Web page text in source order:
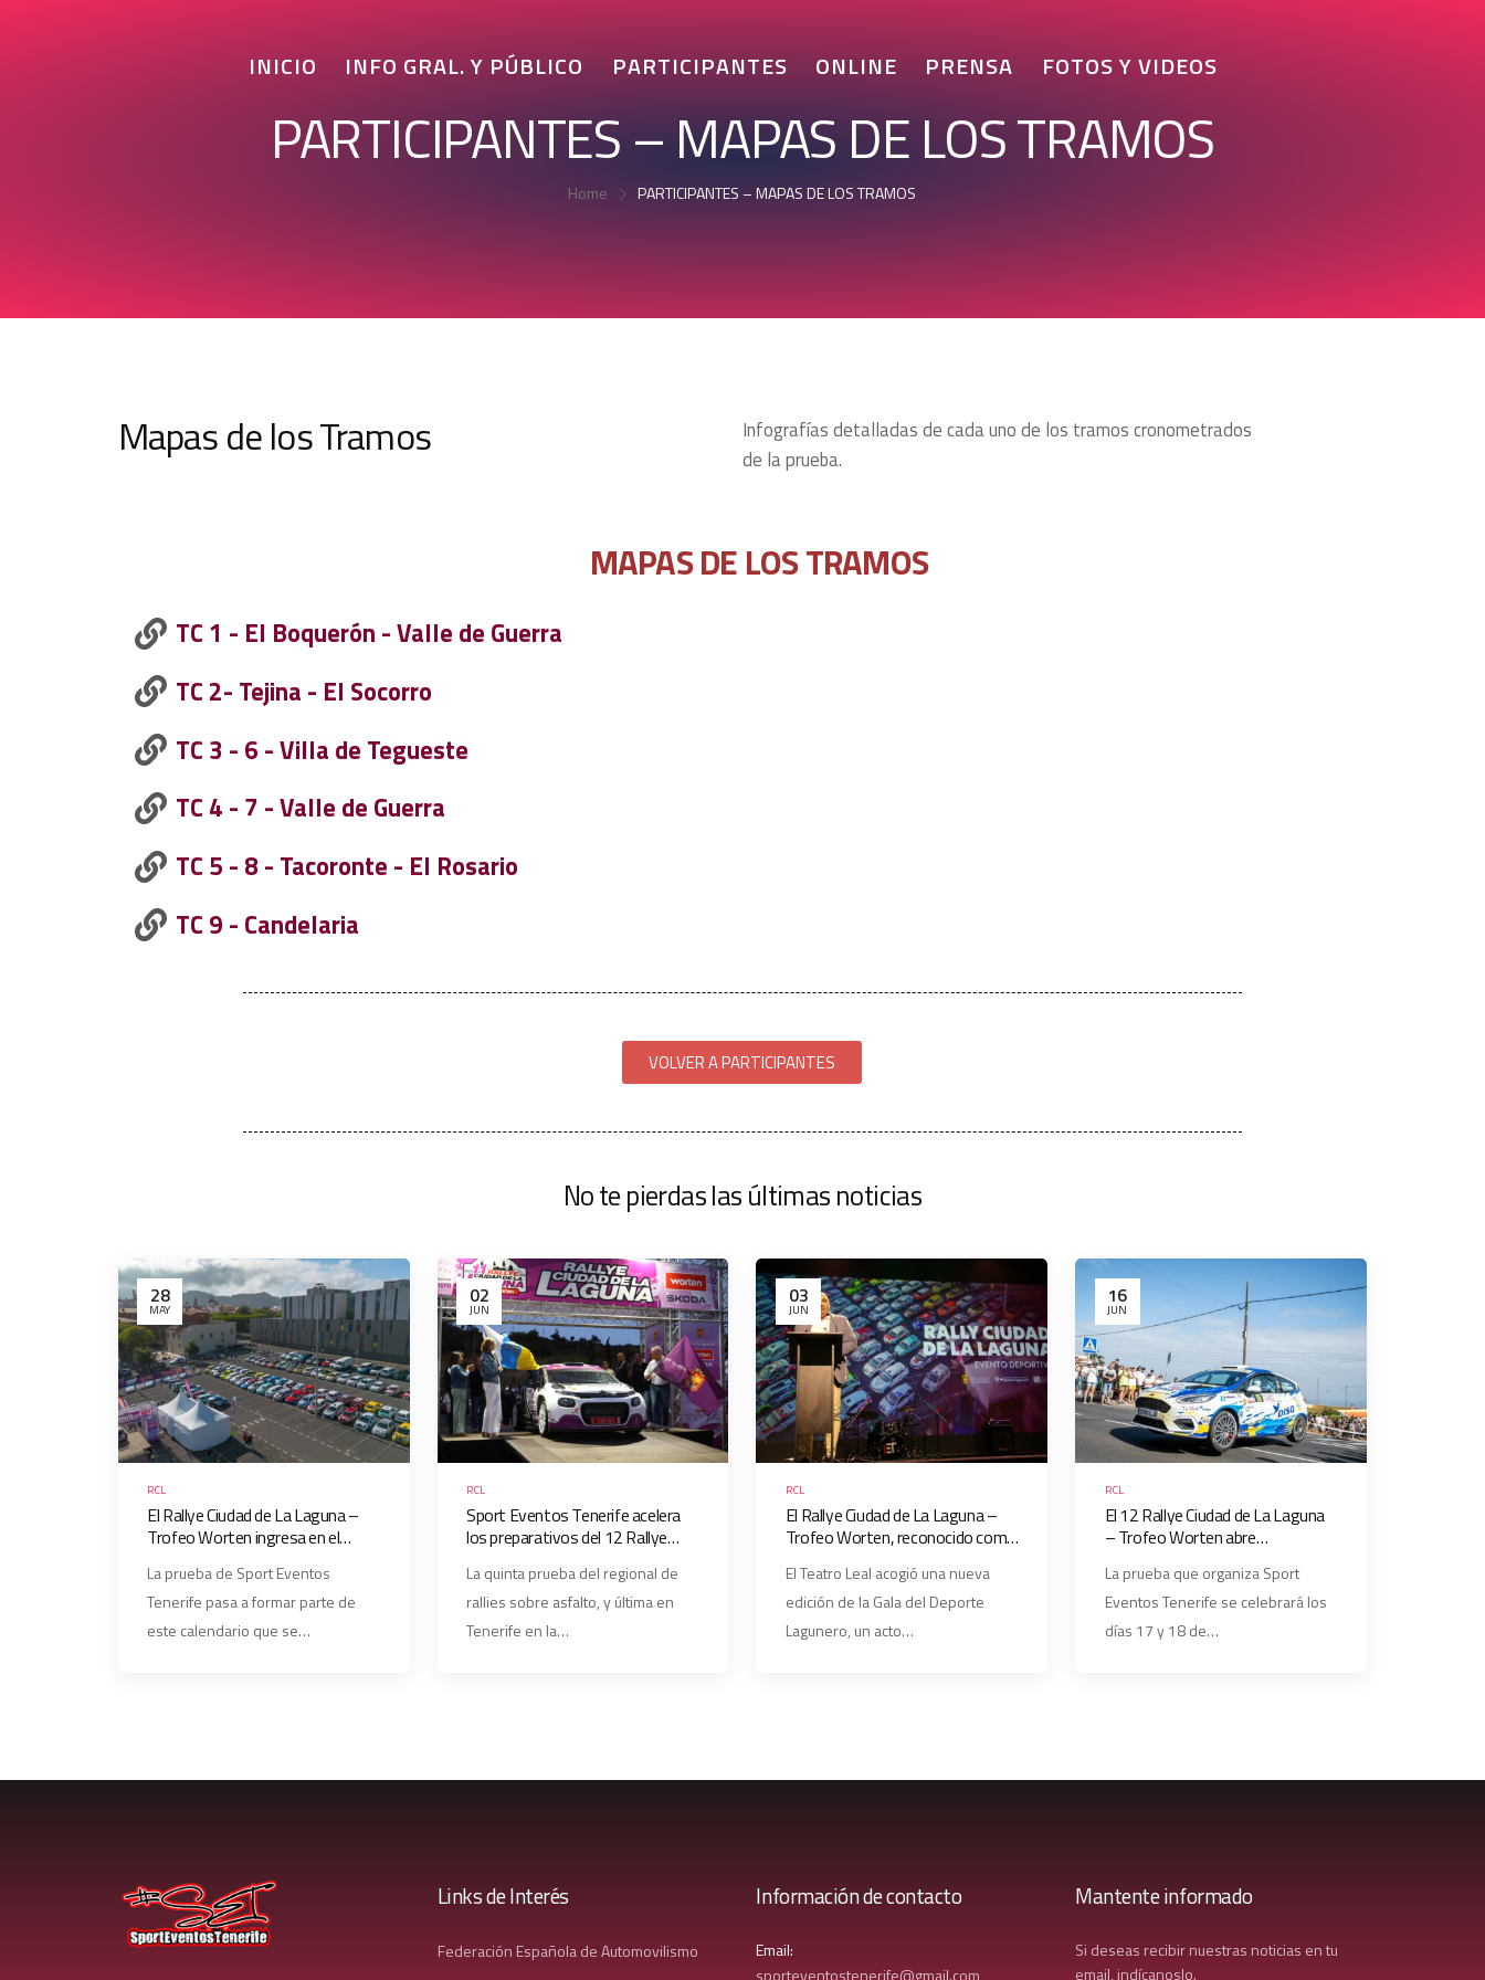
INICIO INFO GRAL. Y PÚBLICO PARTICIPANTES ONLINE PRENSA FOTOS Y VIDEOS
PARTICIPANTES – MAPAS DE LOS TRAMOS
Home PARTICIPANTES – MAPAS DE LOS TRAMOS
Mapas de los Tramos
Infografías detalladas de cada uno de los tramos cronometrados
de la prueba.
MAPAS DE LOS TRAMOS
TC 1 - El Boquerón - Valle de Guerra
TC 2- Tejina - El Socorro
TC 3 - 6 - Villa de Tegueste
TC 4 - 7 - Valle de Guerra
TC 5 - 8 - Tacoronte - El Rosario
TC 9 - Candelaria
VOLVER A PARTICIPANTES
No te pierdas las últimas noticias
28
MAY
RCL
El Rallye Ciudad de La Laguna –
Trofeo Worten ingresa en el
Trophy
La prueba de Sport Eventos
Tenerife pasa a formar parte de
este calendario que se…
02
JUN
RCL
Sport Eventos Tenerife acelera
los preparativos del 12 Rallye
Worten
La quinta prueba del regional de
rallies sobre asfalto, y última en
Tenerife en la…
03
JUN
RCL
El Rallye Ciudad de La Laguna –
Trofeo Worten, reconocido como
Deporte Lagunero 2026
El Teatro Leal acogió una nueva
edición de la Gala del Deporte
Lagunero, un acto…
16
JUN
RCL
El 12 Rallye Ciudad de La Laguna
– Trofeo Worten abre
recorrido.
La prueba que organiza Sport
Eventos Tenerife se celebrará los
días 17 y 18 de…
Links de Interés
Federación Española de Automovilismo
Información de contacto
Email:
sporteventostenerife@gmail.com
Mantente informado
Si deseas recibir nuestras noticias en tu
email, indícanoslo.